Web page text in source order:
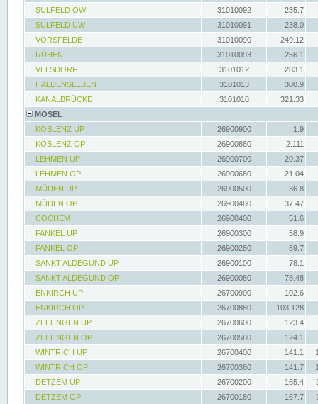
SÜLFELD OW
31010092
235.7
SÜLFELD UW
31010091
238.0
VORSFELDE
31010090
249.12
RÜHEN
31010093
256.1
VELSDORF
3101012
283.1
HALDENSLEBEN
3101013
300.9
KANALBRÜCKE
3101018
321.33
MOSEL
KOBLENZ UP
26900900
1.9
KOBLENZ OP
26900880
2.111
LEHMEN UP
26900700
20.37
LEHMEN OP
26900680
21.04
MÜDEN UP
26900500
36.8
MÜDEN OP
26900480
37.47
COCHEM
26900400
51.6
FANKEL UP
26900300
58.9
FANKEL OP
26900280
59.7
SANKT ALDEGUND UP
26900100
78.1
SANKT ALDEGUND OP
26900080
78.48
ENKIRCH UP
26700900
102.6
ENKIRCH OP
26700880
103.128
ZELTINGEN UP
26700600
123.4
ZELTINGEN OP
26700580
124.1
WINTRICH UP
26700400 141.1
WINTRICH OP
26700380 141.7
DETZEM UP
26700200 165.4
DETZEM OP
26700180 167.7